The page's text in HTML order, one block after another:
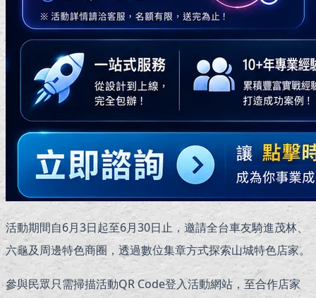
活動期間自6月3日起至6月30日止，邀請全台車友騎進茂林、
六龜及周邊特色商圈，透過數位集章方式探索山城特色店家。
參與民眾只需掃描活動QR Code登入活動網站，至合作店家